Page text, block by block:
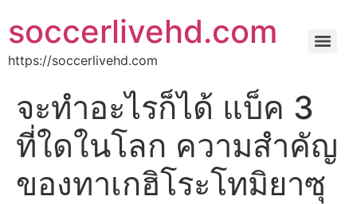
soccerlivehd.com
https://soccerlivehd.com
จะทำอะไรก็ได้ แบ็ค 3
ที่ใดในโลก ความสำคัญ
ของทาเกฮิโระโทมิยาซุ